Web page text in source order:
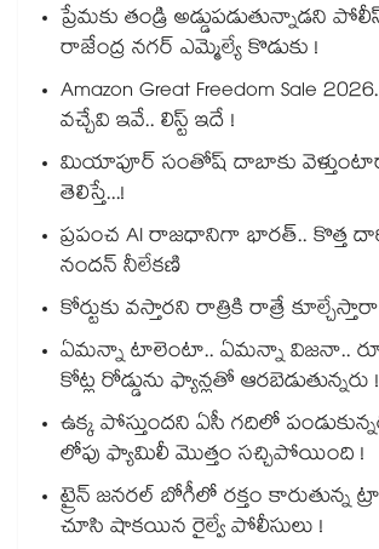
ప్రేమకు తండ్రి అడ్డుపడుతున్నాడని
రాజేంద్ర నగర్ ఎమ్మెల్యే కొడుకు !
Amazon Great Freedom Sale
వచ్చేవి ఇవే.. లిస్ట్ ఇదే !
మియాపూర్ సంతోష్ దాబాకు
తెలిస్తే...!
ప్రపంచ AI రాజధానిగా భారత్.. కొత్త
నందన్ నీలేకణి
కోర్టుకు వస్తారని రాత్రికి రాత్రే
ఏమన్నా టాలెంటా.. ఏమన్నా విజనా..
కోట్ల రోడ్డును ఫ్యాన్లతో ఆరబెడుతున్నరు !
ఉక్క పోస్తుందని ఏసీ గదిలో
లోపు ఫ్యామిలీ మొత్తం సచ్చిపోయింది !
ట్రైన్ జనరల్ బోగీలో రక్తం కారుతున్న
చూసి షాకయిన రైల్వే పోలీసులు !